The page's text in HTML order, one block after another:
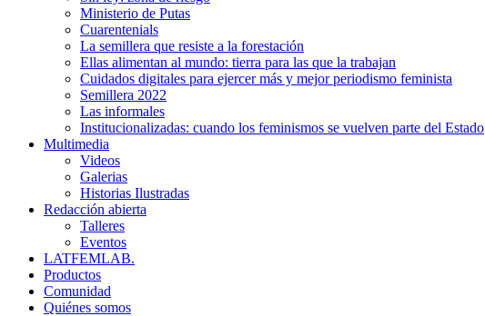
Ministerio de Putas
Cuarentenials
La semillera que resiste a la forestación
Ellas alimentan al mundo: tierra para las que la trabajan
Cuidados digitales para ejercer más y mejor periodismo feminista
Semillera 2022
Las informales
Institucionalizadas: cuando los feminismos se vuelven parte del Estado
Multimedia
Videos
Galerias
Historias Ilustradas
Redacción abierta
Talleres
Eventos
LATFEMLAB.
Productos
Comunidad
Quiénes somos